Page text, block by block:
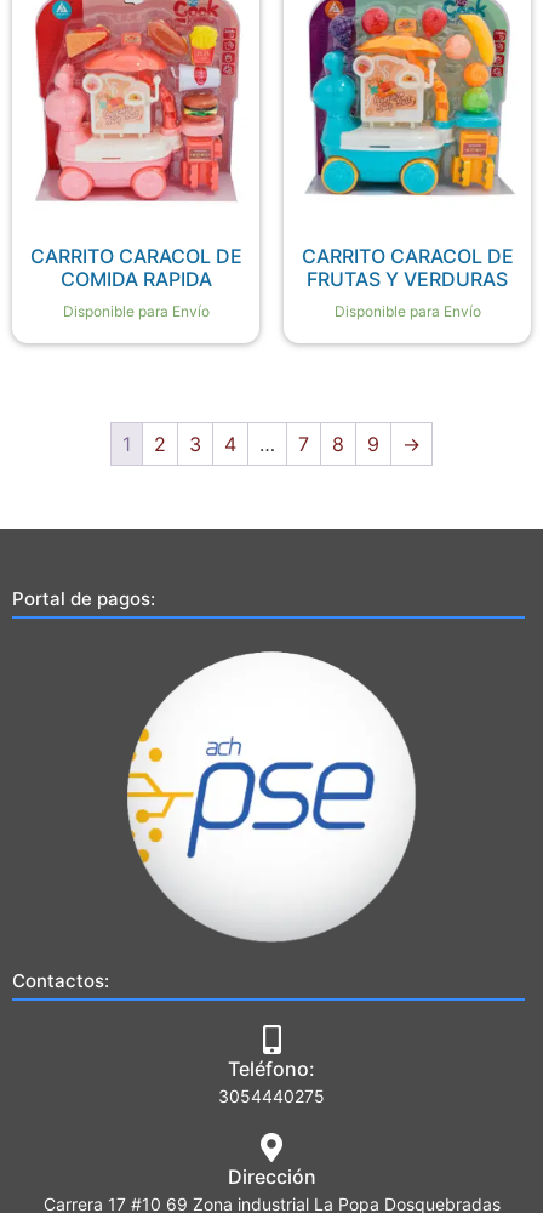
CARRITO CARACOL DE
COMIDA RAPIDA
Disponible para Envío
CARRITO CARACOL DE
FRUTAS Y VERDURAS
Disponible para Envío
1 2 3 4 … 7 8 9 →
Portal de pagos:
Contactos:
Teléfono:
3054440275
Dirección
Carrera 17 #10 69 Zona industrial La Popa Dosquebradas